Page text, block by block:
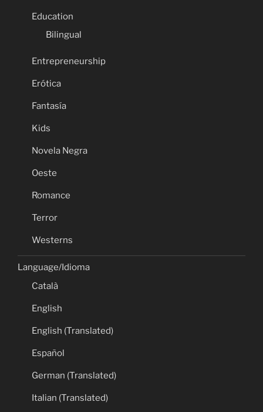
Education
Bilingual
Entrepreneurship
Erótica
Fantasía
Kids
Novela Negra
Oeste
Romance
Terror
Westerns
Language/Idioma
Català
English
English (Translated)
Español
German (Translated)
Italian (Translated)